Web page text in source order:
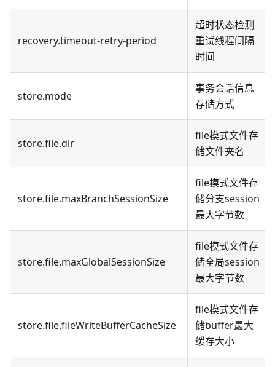
recovery.timeout-retry-period
超时状态检测
重试线程间隔
时间
store.mode
事务会话信息
存储方式
store.file.dir
file模式文件存
储文件夹名
store.file.maxBranchSessionSize
file模式文件存
储分支session
最大字节数
store.file.maxGlobalSessionSize
file模式文件存
储全局session
最大字节数
store.file.fileWriteBufferCacheSize
file模式文件存
储buffer最大
缓存大小